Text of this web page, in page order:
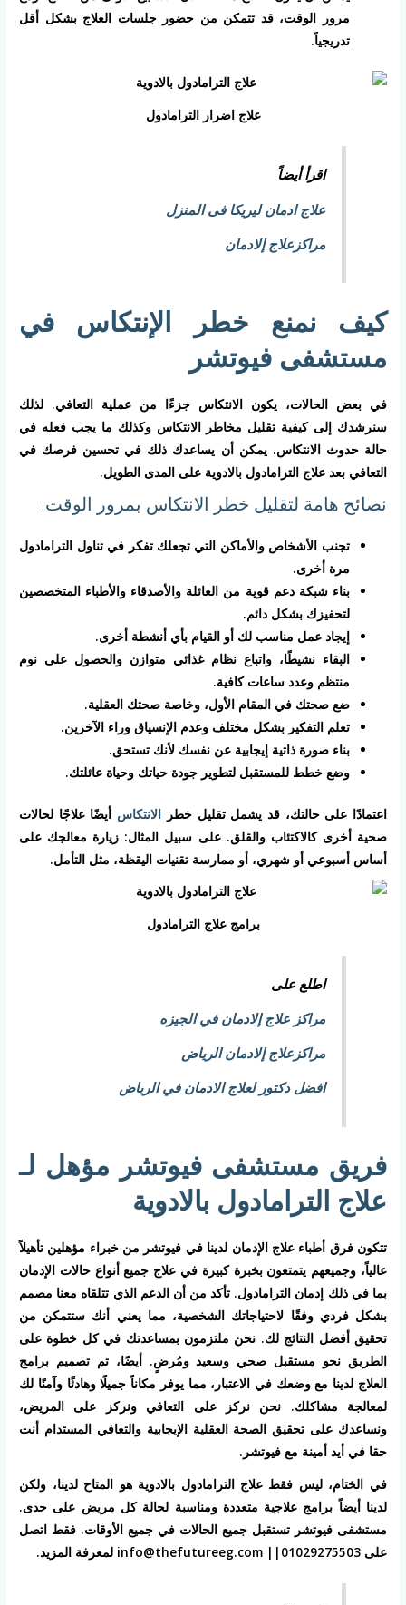
مرور الوقت، قد تتمكن من حضور جلسات العلاج بشكل أقل
تدريجياً.
علاج اضرار الترامادول
اقرأ أيضاً
علاج ادمان ليريكا فى المنزل
مراكزعلاج إلادمان
كيف نمنع خطر الإنتكاس في
مستشفى فيوتشر
في بعض الحالات، يكون الانتكاس جزءًا من عملية التعافي. لذلك
سنرشدك إلى كيفية تقليل مخاطر الانتكاس وكذلك ما يجب فعله في
حالة حدوث الانتكاس. يمكن أن يساعدك ذلك في تحسين فرصك في
التعافي بعد علاج الترامادول بالادوية على المدى الطويل.
نصائح هامة لتقليل خطر الانتكاس بمرور الوقت:
تجنب الأشخاص والأماكن التي تجعلك تفكر في تناول الترامادول
مرة أخرى.
بناء شبكة دعم قوية من العائلة والأصدقاء والأطباء المتخصصين
لتحفيزك بشكل دائم.
إيجاد عمل مناسب لك أو القيام بأي أنشطة أخرى.
البقاء نشيطًا، واتباع نظام غذائي متوازن والحصول على نوم
منتظم وعدد ساعات كافية.
ضع صحتك في المقام الأول، وخاصة صحتك العقلية.
تعلم التفكير بشكل مختلف وعدم الإنسياق وراء الآخرين.
بناء صورة ذاتية إيجابية عن نفسك لأنك تستحق.
وضع خطط للمستقبل لتطوير جودة حياتك وحياة عائلتك.
اعتمادًا على حالتك، قد يشمل تقليل خطر الانتكاس أيضًا علاجًا لحالات
صحية أخرى كالاكتئاب والقلق. على سبيل المثال: زيارة معالجك على
أساس أسبوعي أو شهري، أو ممارسة تقنيات اليقظة، مثل التأمل.
برامج علاج الترامادول
اطلع على
مراكز علاج إلادمان في الجيزه
مراكزعلاج إلادمان الرياض
افضل دكتور لعلاج الادمان في الرياض
فريق مستشفى فيوتشر مؤهل لـ
علاج الترامادول بالادوية
تتكون فرق أطباء علاج الإدمان لدينا في فيوتشر من خبراء مؤهلين تأهيلاً
عالياً، وجميعهم يتمتعون بخبرة كبيرة في علاج جميع أنواع حالات الإدمان
بما في ذلك إدمان الترامادول. تأكد من أن الدعم الذي تتلقاه معنا مصمم
بشكل فردي وفقًا لاحتياجاتك الشخصية، مما يعني أنك ستتمكن من
تحقيق أفضل النتائج لك. نحن ملتزمون بمساعدتك في كل خطوة على
الطريق نحو مستقبل صحي وسعيد ومُرضٍ. أيضًا، تم تصميم برامج
العلاج لدينا مع وضعك في الاعتبار، مما يوفر مكاناً جميلًا وهادئًا وآمنًا لك
لمعالجة مشاكلك. نحن نركز على التعافي ونركز على المريض،
ونساعدك على تحقيق الصحة العقلية الإيجابية والتعافي المستدام أنت
حقا في أيد أمينة مع فيوتشر.
في الختام، ليس فقط علاج الترامادول بالادوية هو المتاح لدينا، ولكن
لدينا أيضاً برامج علاجية متعددة ومناسبة لحالة كل مريض على حدى.
مستشفى فيوتشر تستقبل جميع الحالات في جميع الأوقات. فقط اتصل
على info@thefutureeg.com ||01029275503 لمعرفة المزيد.